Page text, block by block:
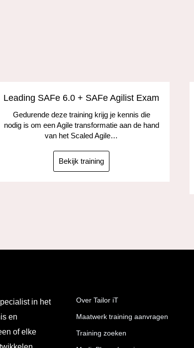
Leading SAFe 6.0 + SAFe Agilist Exam
Gedurende deze training krijg je kennis die
nodig is om een Agile transformatie aan de hand
van het Scaled Agile…
Bekijk training
in het
en
of elke
Over Tailor iT
Maatwerk training aanvragen
Training zoeken